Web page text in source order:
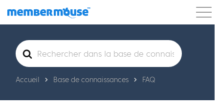
Caractéristiques Clients Tarification
Blog Podcast Connexion client Soutien
Commencer
Rechercher
Accueil Base de connaissances FAQ